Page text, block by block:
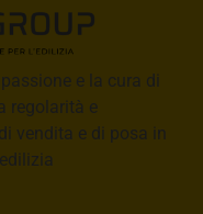
e la cura di
regolarità e
vendita e di posa in